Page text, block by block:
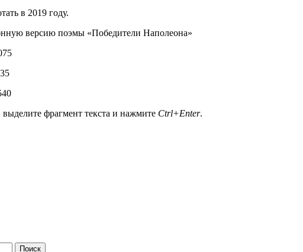
в 2019 году.
версию поэмы «Победители Наполеона»
фрагмент текста и нажмите Ctrl+Enter.